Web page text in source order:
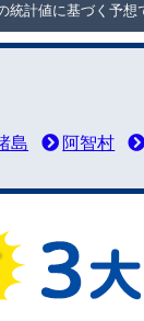
計値に基づく予想
島 阿智村